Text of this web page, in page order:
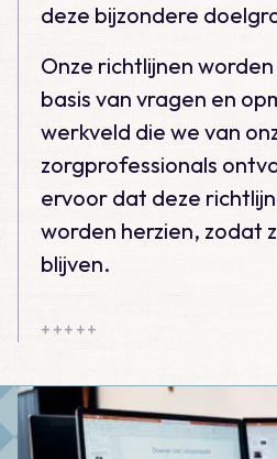
deze bijzondere
Onze richtlijnen
basis van vragen en
werkveld die we van
zorgprofessionals
ervoor dat deze
worden herzien, zodat
blijven.